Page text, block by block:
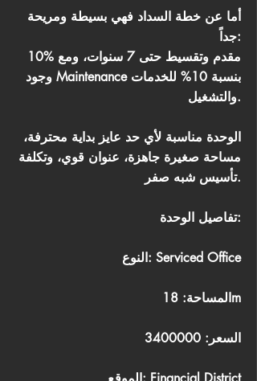
أما عن خطة السداد فهي بسيطة ومريحة
جداً:
10% مقدم وتقسيط حتى 7 سنوات، ومع
وجود Maintenance بنسبة 10% للخدمات
والتشغيل.
الوحدة مناسبة لأي حد عايز بداية محترفة،
مساحة صغيرة جاهزة، عنوان قوي، وتكلفة
تأسيس شبه صفر.
تفاصيل الوحدة:
النوع: Serviced Office
المساحة: 18m
السعر: 3400000